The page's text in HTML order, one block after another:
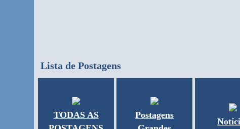
Lista de Postagens
TODAS AS
Postagens